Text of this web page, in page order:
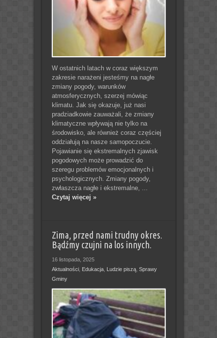
W ostatnich latach w coraz większym
zakresie narażeni jesteśmy na nagłe
zmiany pogody, warunków
atmosferycznych, szerzej mówiąc
klimatu. Jak się okazuje, już nasi
pradziadkowie zauważali, że zmiany
klimatyczne wpływają nie tylko na
środowisko, ale również coraz częściej
oddziałują na nasze samopoczucie.
Pojawianie się ekstremalnych zjawisk
pogodowych może prowadzić do
szeregu problemów emocjonalnych i
psychologicznych. Zmiany pogody,
zwłaszcza nagłe i ekstremalne, ...
Czytaj więcej »
Zima, przed nami trudny okres.
Bądźmy czujni na los innych.
16 listopada, 2025
Aktualności, Edukacja, Ludzie piszą, Sprawy
Gminy